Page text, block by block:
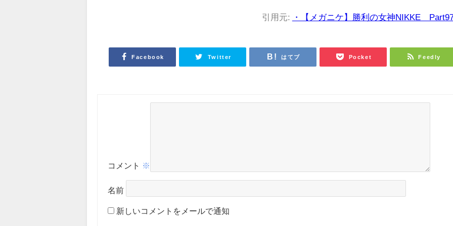
引用元: ・【メガニケ】勝利の女神NIKKE
Facebook Twitter はてブ Pocket Feedly
コメント ※
名前
新しいコメントをメールで通知